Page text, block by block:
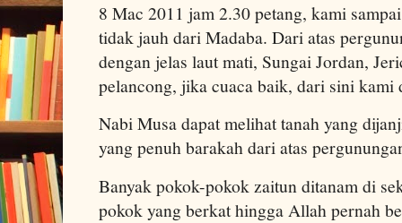
8 Mac 2011 jam 2.30 petang, kami
tidak jauh dari Madaba. Dari atas
dengan jelas laut mati, Sungai Jordan,
pelancong, jika cuaca baik, dari sini kami
Nabi Musa dapat melihat tanah yang
yang penuh barakah dari atas
Banyak pokok-pokok zaitun ditanam di
pokok yang berkat hingga Allah pernah